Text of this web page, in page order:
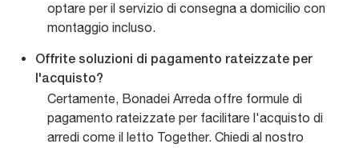
optare per il servizio di consegna a domicilio con
montaggio incluso.
Offrite soluzioni di pagamento rateizzate per
l'acquisto?
Certamente, Bonadei Arreda offre formule di
pagamento rateizzate per facilitare l'acquisto di
arredi come il letto Together. Chiedi al nostro